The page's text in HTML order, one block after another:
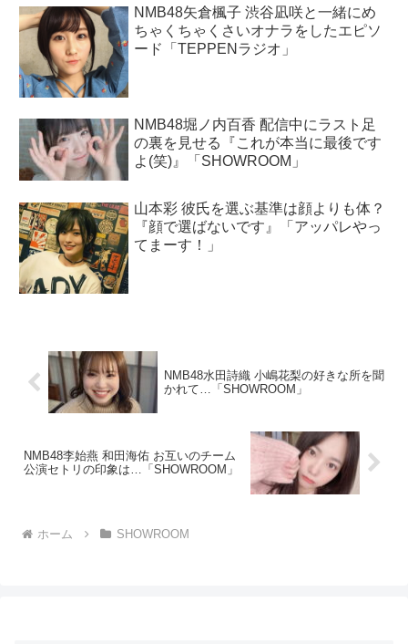
NMB48矢倉楓子 渋谷凪咲と一緒にめ
ちゃくちゃくさいオナラをしたエピソ
ード「TEPPENラジオ」
NMB48堀ノ内百香 配信中にラスト足
の裏を見せる『これが本当に最後です
よ(笑)』「SHOWROOM」
山本彩 彼氏を選ぶ基準は顔よりも体？
『顔で選ばないです』「アッパレやっ
てまーす！」
NMB48水田詩織 小嶋花梨の好きな所を聞
かれて…「SHOWROOM」
NMB48李始燕 和田海佑 お互いのチーム
公演セトリの印象は…「SHOWROOM」
ホーム SHOWROOM